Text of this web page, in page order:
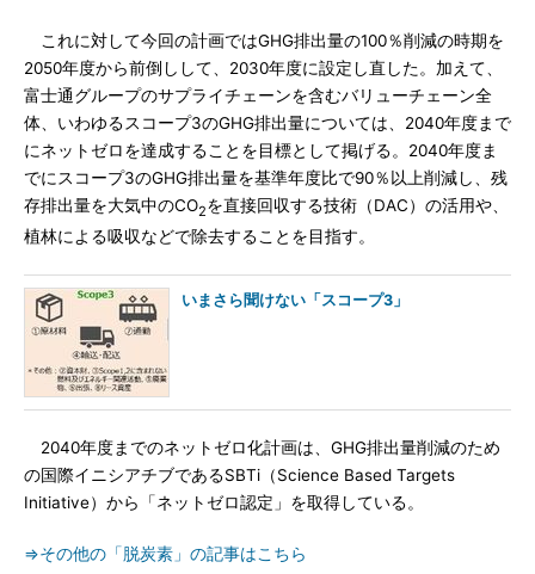
これに対して今回の計画ではGHG排出量の100％削減の時期を
2050年度から前倒しして、2030年度に設定し直した。加えて、
富士通グループのサプライチェーンを含むバリューチェーン全
体、いわゆるスコープ3のGHG排出量については、2040年度まで
にネットゼロを達成することを目標として掲げる。2040年度ま
でにスコープ3のGHG排出量を基準年度比で90％以上削減し、残
存排出量を大気中のCO2を直接回収する技術（DAC）の活用や、
植林による吸収などで除去することを目指す。
いまさら聞けない「スコープ3」
2040年度までのネットゼロ化計画は、GHG排出量削減のため
の国際イニシアチブであるSBTi（Science Based Targets
Initiative）から「ネットゼロ認定」を取得している。
⇒その他の「脱炭素」の記事はこちら